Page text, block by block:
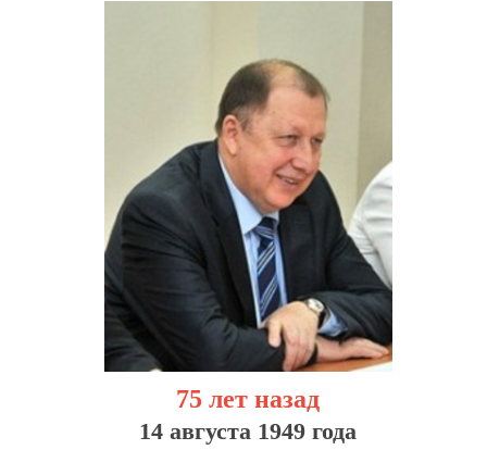
75 лет назад
14 августа 1949 года